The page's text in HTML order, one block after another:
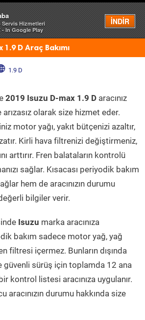
Hizmetleri
- In Google Play
İNDİR
Menü
D Araç Bakımı
1.9 D
2019 Isuzu D-max 1.9 D aracınız
olarak size hizmet eder.
motor yağı, yakıt bütçenizi azaltır,
Kirli hava filtrenizi değiştirmeniz,
arttırır. Fren balataların kontrolü
sağlar. Kısacası periyodik bakım
hem de aracınızın durumu
bilgiler verir.
Isuzu marka aracınıza
bakım sadece motor yağ, yağ
filtresi içermez. Bunların dışında
güvenli sürüş için toplamda 12 ana
kontrol listesi aracınıza uygulanır.
aracınızın durumu hakkında size